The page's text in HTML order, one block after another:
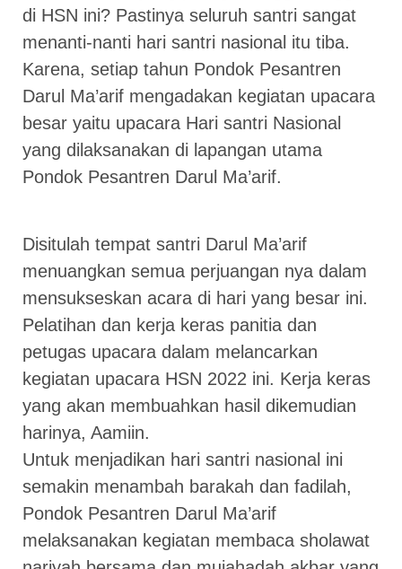
di HSN ini? Pastinya seluruh santri sangat
menanti-nanti hari santri nasional itu tiba.
Karena, setiap tahun Pondok Pesantren
Darul Ma’arif mengadakan kegiatan upacara
besar yaitu upacara Hari santri Nasional
yang dilaksanakan di lapangan utama
Pondok Pesantren Darul Ma’arif.
Disitulah tempat santri Darul Ma’arif
menuangkan semua perjuangan nya dalam
mensukseskan acara di hari yang besar ini.
Pelatihan dan kerja keras panitia dan
petugas upacara dalam melancarkan
kegiatan upacara HSN 2022 ini. Kerja keras
yang akan membuahkan hasil dikemudian
harinya, Aamiin.
Untuk menjadikan hari santri nasional ini
semakin menambah barakah dan fadilah,
Pondok Pesantren Darul Ma’arif
melaksanakan kegiatan membaca sholawat